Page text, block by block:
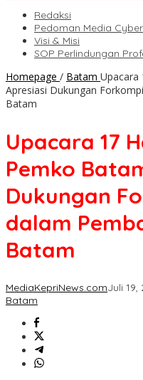
Redaksi
Pedoman Media Cyber
Visi & Misi
SOP Perlindungan
Homepage / Batam Upacara
Apresiasi Dukungan
Batam
Upacara 17
Pemko
Dukungan
dalam
Batam
MediaKepriNews.comJuli 19,
Batam